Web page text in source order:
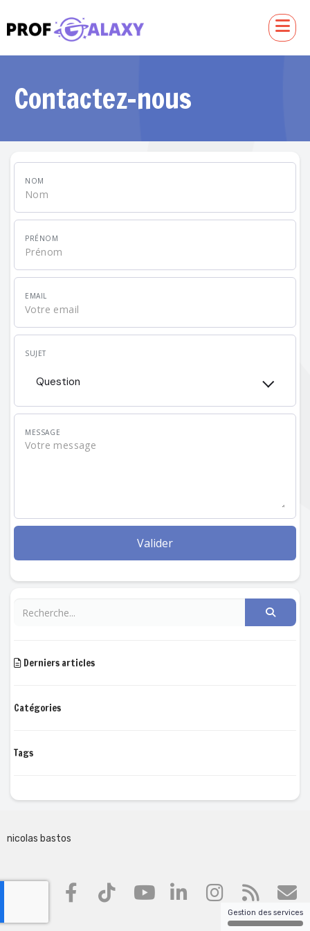
Contactez-nous
NOM
PRÉNOM
EMAIL
SUJET
Question
MESSAGE
Valider
Derniers articles
Catégories
Tags
nicolas bastos
Gestion des services